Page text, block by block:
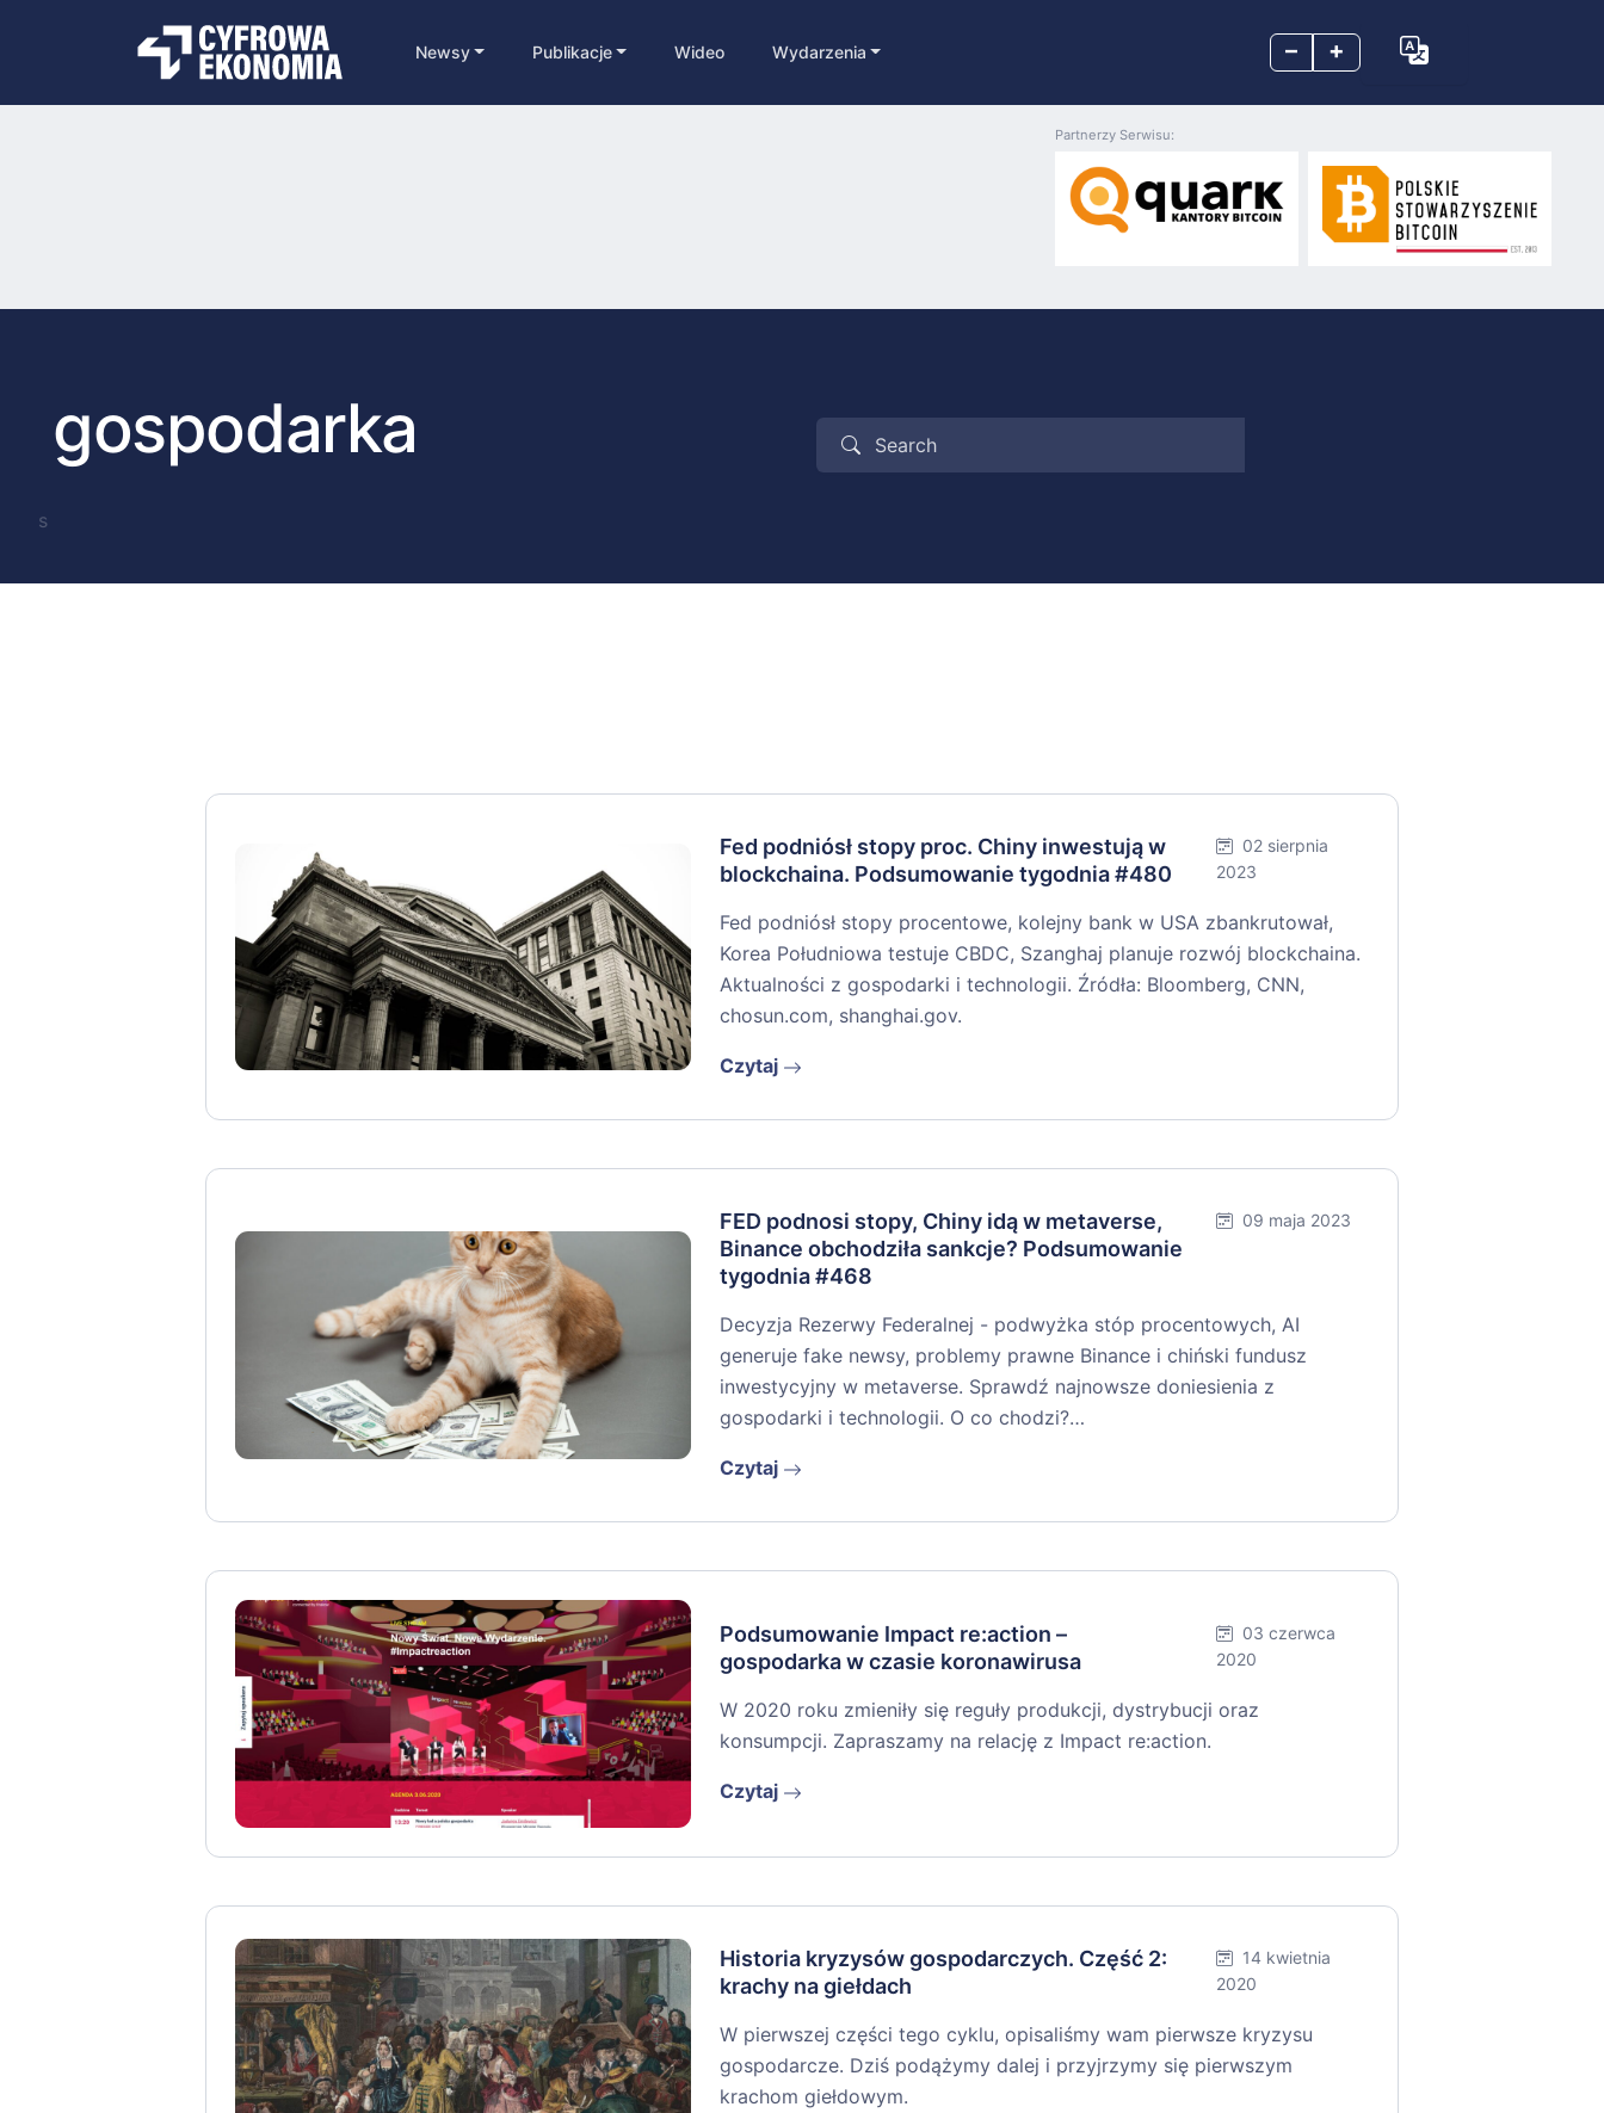
– +
Newsy Publikacje Wideo Wydarzenia
Partnerzy Serwisu:
gospodarka
s
Fed podniósł stopy proc. Chiny inwestują w
blockchaina. Podsumowanie tygodnia #480
02 sierpnia
2023
Fed podniósł stopy procentowe, kolejny bank w USA zbankrutował,
Korea Południowa testuje CBDC, Szanghaj planuje rozwój blockchaina.
Aktualności z gospodarki i technologii. Źródła: Bloomberg, CNN,
chosun.com, shanghai.gov.
Czytaj
FED podnosi stopy, Chiny idą w metaverse,
Binance obchodziła sankcje? Podsumowanie
tygodnia #468
09 maja 2023
Decyzja Rezerwy Federalnej - podwyżka stóp procentowych, AI
generuje fake newsy, problemy prawne Binance i chiński fundusz
inwestycyjny w metaverse. Sprawdź najnowsze doniesienia z
gospodarki i technologii. O co chodzi?…
Czytaj
Podsumowanie Impact re:action –
gospodarka w czasie koronawirusa
03 czerwca
2020
W 2020 roku zmieniły się reguły produkcji, dystrybucji oraz
konsumpcji. Zapraszamy na relację z Impact re:action.
Czytaj
Historia kryzysów gospodarczych. Część 2:
krachy na giełdach
14 kwietnia
2020
W pierwszej części tego cyklu, opisaliśmy wam pierwsze kryzysu
gospodarcze. Dziś podążymy dalej i przyjrzymy się pierwszym
krachom giełdowym.